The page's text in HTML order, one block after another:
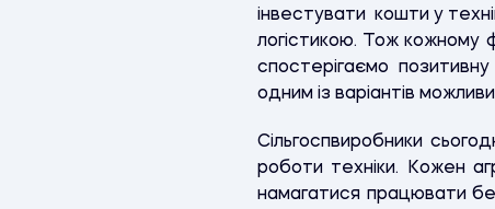
інвестувати кошти у
логістикою. Тож кожному
спостерігаємо
одним із варіантів
Сільгоспвиробники
роботи техніки. Кожен
намагатися працювати